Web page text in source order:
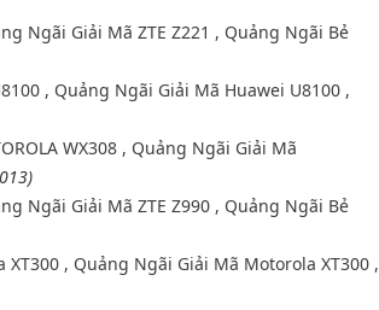
Ngãi Giải Mã ZTE Z221 , Quảng Ngãi Bẻ
, Quảng Ngãi Giải Mã Huawei U8100 ,
WX308 , Quảng Ngãi Giải Mã
Ngãi Giải Mã ZTE Z990 , Quảng Ngãi Bẻ
, Quảng Ngãi Giải Mã Motorola XT300 ,